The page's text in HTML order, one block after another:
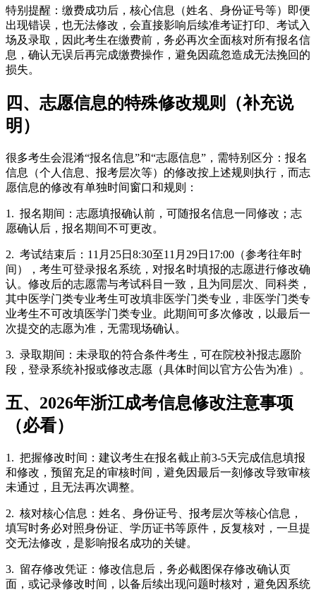
特别提醒：缴费成功后，核心信息（姓名、身份证号等）即便
出现错误，也无法修改，会直接影响后续准考证打印、考试入
场及录取，因此考生在缴费前，务必再次全面核对所有报名信
息，确认无误后再完成缴费操作，避免因疏忽造成无法挽回的
损失。
四、志愿信息的特殊修改规则（补充说
明）
很多考生会混淆“报名信息”和“志愿信息”，需特别区分：报名
信息（个人信息、报考层次等）的修改按上述规则执行，而志
愿信息的修改有单独时间窗口和规则：
1. 报名期间：志愿填报确认前，可随报名信息一同修改；志
愿确认后，报名期间不可更改。
2. 考试结束后：11月25日8:30至11月29日17:00（参考往年时
间），考生可登录报名系统，对报名时填报的志愿进行修改确
认。修改后的志愿需与考试科目一致，且为同层次、同科类，
其中医学门类专业考生可改填非医学门类专业，非医学门类专
业考生不可改填医学门类专业。此期间可多次修改，以最后一
次提交的志愿为准，无需现场确认。
3. 录取期间：未录取的符合条件考生，可在院校补报志愿阶
段，登录系统补报或修改志愿（具体时间以官方公告为准）。
五、2026年浙江成考信息修改注意事项
（必看）
1. 把握修改时间：建议考生在报名截止前3-5天完成信息填报
和修改，预留充足的审核时间，避免因最后一刻修改导致审核
未通过，且无法再次调整。
2. 核对核心信息：姓名、身份证号、报考层次等核心信息，
填写时务必对照身份证、学历证书等原件，反复核对，一旦提
交无法修改，是影响报名成功的关键。
3. 留存修改凭证：修改信息后，务必截图保存修改确认页
面，或记录修改时间，以备后续出现问题时核对，避免因系统